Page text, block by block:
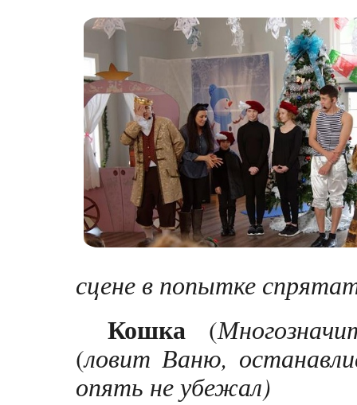
сцене в попытке
Кошка (
(ловит Ваню,
опять не убежал)